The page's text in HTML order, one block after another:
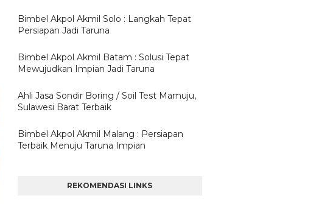
Bimbel Akpol Akmil Solo : Langkah Tepat
Persiapan Jadi Taruna
Bimbel Akpol Akmil Batam : Solusi Tepat
Mewujudkan Impian Jadi Taruna
Ahli Jasa Sondir Boring / Soil Test Mamuju,
Sulawesi Barat Terbaik
Bimbel Akpol Akmil Malang : Persiapan
Terbaik Menuju Taruna Impian
REKOMENDASI LINKS